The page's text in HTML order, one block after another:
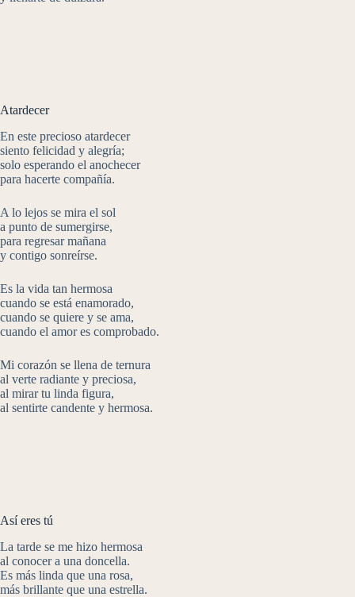
Atardecer
En este precioso atardecer
siento felicidad y alegría;
solo esperando el anochecer
para hacerte compañía.
A lo lejos se mira el sol
a punto de sumergirse,
para regresar mañana
y contigo sonreírse.
Es la vida tan hermosa
cuando se está enamorado,
cuando se quiere y se ama,
cuando el amor es comprobado.
Mi corazón se llena de ternura
al verte radiante y preciosa,
al mirar tu linda figura,
al sentirte candente y hermosa.
Así eres tú
La tarde se me hizo hermosa
al conocer a una doncella.
Es más linda que una rosa,
más brillante que una estrella.